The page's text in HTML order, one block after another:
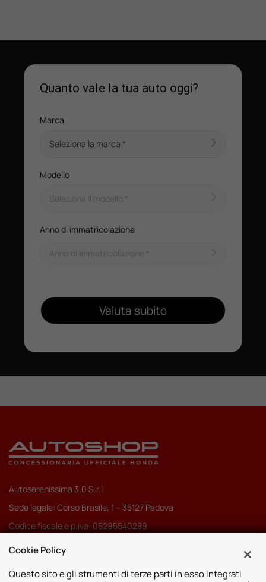
Quanto vale la tua auto oggi?
Marca
Modello
Anno di immatricolazione
Valuta subito
Autoserenissima 3.0 S.r.l.
Sede legale: Corso Brasile, 1 – 35127 Padova
Codice fiscale e p.iva: 05295540289
Cookie Policy
Questo sito e gli strumenti di terze parti in esso integrati